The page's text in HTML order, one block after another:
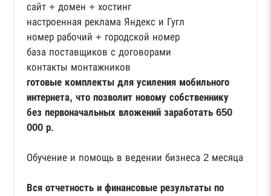
сайт + домен + хостинг
настроенная реклама Яндекс и Гугл
номер рабочий + городской номер
база поставщиков с договорами
контакты монтажников
готовые комплекты для усиления мобильного
интернета, что позволит новому собственнику
без первоначальных вложений заработать 650
000 р.
Обучение и помощь в ведении бизнеса 2 месяца
Вся отчетность и финансовые результаты по